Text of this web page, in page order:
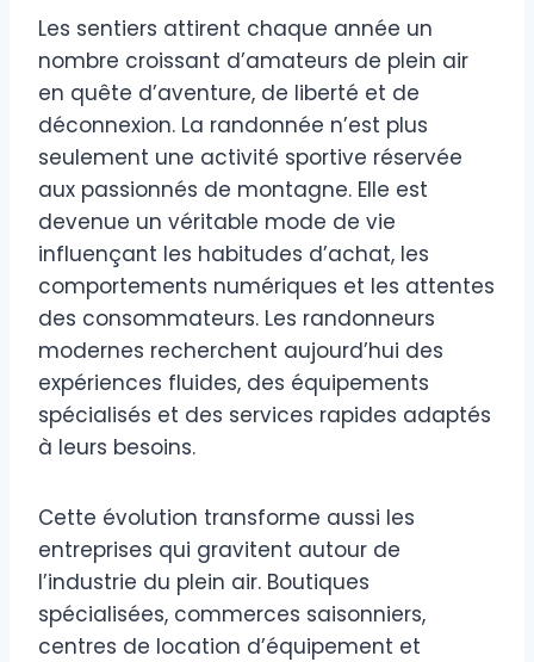
Les sentiers attirent chaque année un
nombre croissant d’amateurs de plein air
en quête d’aventure, de liberté et de
déconnexion. La randonnée n’est plus
seulement une activité sportive réservée
aux passionnés de montagne. Elle est
devenue un véritable mode de vie
influençant les habitudes d’achat, les
comportements numériques et les attentes
des consommateurs. Les randonneurs
modernes recherchent aujourd’hui des
expériences fluides, des équipements
spécialisés et des services rapides adaptés
à leurs besoins.
Cette évolution transforme aussi les
entreprises qui gravitent autour de
l’industrie du plein air. Boutiques
spécialisées, commerces saisonniers,
centres de location d’équipement et